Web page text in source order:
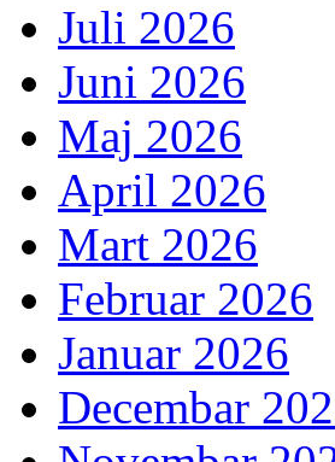
Juli 2026
Juni 2026
Maj 2026
April 2026
Mart 2026
Februar 2026
Januar 2026
Decembar